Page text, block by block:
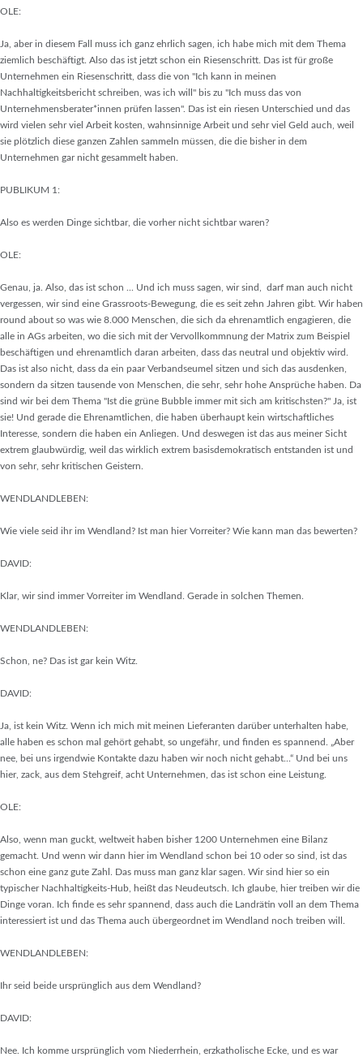
OLE:
Ja, aber in diesem Fall muss ich ganz ehrlich sagen, ich habe mich mit dem Thema
ziemlich beschäftigt. Also das ist jetzt schon ein Riesenschritt. Das ist für große
Unternehmen ein Riesenschritt, dass die von "Ich kann in meinen
Nachhaltigkeitsbericht schreiben, was ich will" bis zu "Ich muss das von
Unternehmensberater*innen prüfen lassen". Das ist ein riesen Unterschied und das
wird vielen sehr viel Arbeit kosten, wahnsinnige Arbeit und sehr viel Geld auch, weil
sie plötzlich diese ganzen Zahlen sammeln müssen, die die bisher in dem
Unternehmen gar nicht gesammelt haben.
PUBLIKUM 1:
Also es werden Dinge sichtbar, die vorher nicht sichtbar waren?
OLE:
Genau, ja. Also, das ist schon ... Und ich muss sagen, wir sind, darf man auch nicht
vergessen, wir sind eine Grassroots-Bewegung, die es seit zehn Jahren gibt. Wir haben
round about so was wie 8.000 Menschen, die sich da ehrenamtlich engagieren, die
alle in AGs arbeiten, wo die sich mit der Vervollkommnung der Matrix zum Beispiel
beschäftigen und ehrenamtlich daran arbeiten, dass das neutral und objektiv wird.
Das ist also nicht, dass da ein paar Verbandseumel sitzen und sich das ausdenken,
sondern da sitzen tausende von Menschen, die sehr, sehr hohe Ansprüche haben. Da
sind wir bei dem Thema "Ist die grüne Bubble immer mit sich am kritischsten?" Ja, ist
sie! Und gerade die Ehrenamtlichen, die haben überhaupt kein wirtschaftliches
Interesse, sondern die haben ein Anliegen. Und deswegen ist das aus meiner Sicht
extrem glaubwürdig, weil das wirklich extrem basisdemokratisch entstanden ist und
von sehr, sehr kritischen Geistern.
WENDLANDLEBEN:
Wie viele seid ihr im Wendland? Ist man hier Vorreiter? Wie kann man das bewerten?
DAVID:
Klar, wir sind immer Vorreiter im Wendland. Gerade in solchen Themen.
WENDLANDLEBEN:
Schon, ne? Das ist gar kein Witz.
DAVID:
Ja, ist kein Witz. Wenn ich mich mit meinen Lieferanten darüber unterhalten habe,
alle haben es schon mal gehört gehabt, so ungefähr, und finden es spannend. „Aber
nee, bei uns irgendwie Kontakte dazu haben wir noch nicht gehabt...“ Und bei uns
hier, zack, aus dem Stehgreif, acht Unternehmen, das ist schon eine Leistung.
OLE:
Also, wenn man guckt, weltweit haben bisher 1200 Unternehmen eine Bilanz
gemacht. Und wenn wir dann hier im Wendland schon bei 10 oder so sind, ist das
schon eine ganz gute Zahl. Das muss man ganz klar sagen. Wir sind hier so ein
typischer Nachhaltigkeits-Hub, heißt das Neudeutsch. Ich glaube, hier treiben wir die
Dinge voran. Ich finde es sehr spannend, dass auch die Landrätin voll an dem Thema
interessiert ist und das Thema auch übergeordnet im Wendland noch treiben will.
WENDLANDLEBEN:
Ihr seid beide ursprünglich aus dem Wendland?
DAVID:
Nee. Ich komme ursprünglich vom Niederrhein, erzkatholische Ecke, und es war